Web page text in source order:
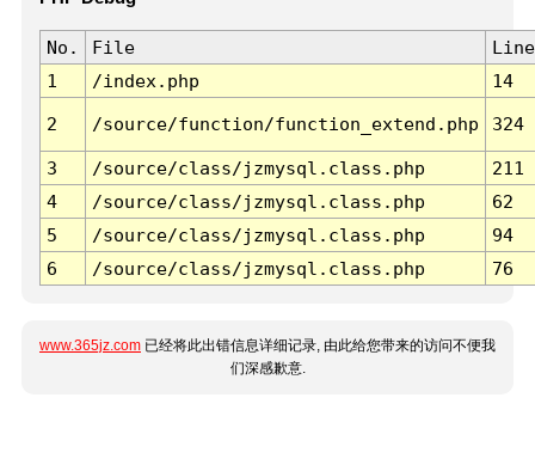
No. File
Line
1
/index.php 14
2 /source/function/function_extend.php 324
3 /source/class/jzmysql.class.php
211
4
/source/class/jzmysql.class.php
62
5
/source/class/jzmysql.class.php
94
6
/source/class/jzmysql.class.php 76
www.365jz.com 已经将此出错信息详细记录, 由此给您带来的访问不便我
们深感歉意.